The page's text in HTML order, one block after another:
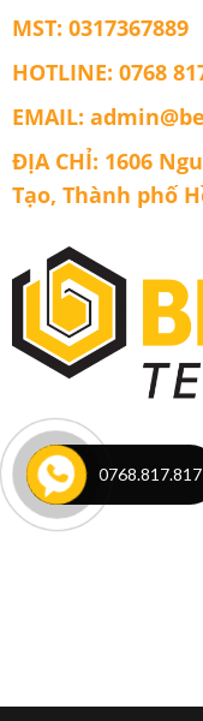
MST: 0317367889
HOTLINE: 0768
EMAIL:
ĐỊA CHỈ: 1606
Tạo, Thành phố
0768.817.817